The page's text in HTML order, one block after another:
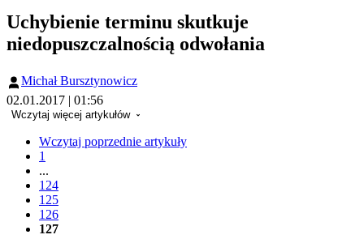
Uchybienie terminu skutkuje
niedopuszczalnością odwołania
Michał Bursztynowicz
02.01.2017 | 01:56
Wczytaj więcej artykułów
Wczytaj poprzednie artykuły
1
...
124
125
126
127